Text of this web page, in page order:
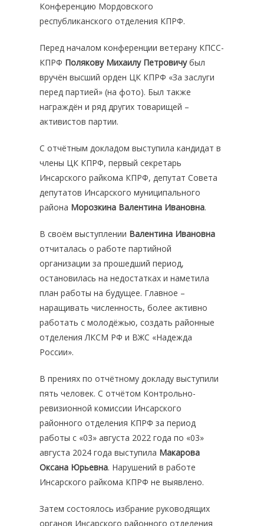
Конференцию Мордовского
республиканского отделения КПРФ.
Перед началом конференции ветерану КПСС-
КПРФ Полякову Михаилу Петровичубыл
вручён высший орден ЦК КПРФ «За заслуги
перед партией» (на фото). Был также
награждён и ряд других товарищей –
активистов партии.
С отчётным докладом выступила кандидат в
члены ЦК КПРФ, первый секретарь
Инсарского райкома КПРФ, депутат Совета
депутатов Инсарского муниципального
района Морозкина Валентина Ивановна.
В своём выступлении Валентина Ивановна
отчиталась о работе партийной
организации за прошедший период,
остановилась на недостатках и наметила
план работы на будущее. Главное –
наращивать численность, более активно
работать с молодёжью, создать районные
отделения ЛКСМ РФ и ВЖС «Надежда
России».
В прениях по отчётному докладу выступили
пять человек. С отчётом Контрольно-
ревизионной комиссии Инсарского
районного отделения КПРФ за период
работы с «03» августа 2022 года по «03»
августа 2024 года выступила Макарова
Оксана Юрьевна. Нарушений в работе
Инсарского райкома КПРФ не выявлено.
Затем состоялось избрание руководящих
органов Инсарского районного отделения